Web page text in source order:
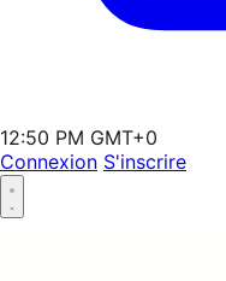
12:50 PM GMT+0
Connexion S'inscrire